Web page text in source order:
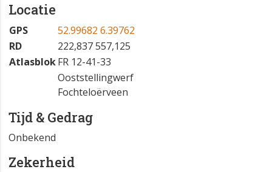
Locatie
GPS
52.99682 6.39762
RD
222,837 557,125
AtlasblokFR 12-41-33
Ooststellingwerf
Fochteloërveen
Tijd & Gedrag
Onbekend
Zekerheid